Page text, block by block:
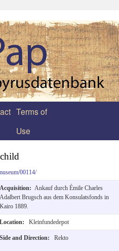
Terms of
Use
00114/
Acquisition: Ankauf durch Émile Charles
Adalbert Brugsch aus dem Konsulatsfonds in
Kairo 1889.
Location: Kleinfundedepot
Side and Direction: Rekto